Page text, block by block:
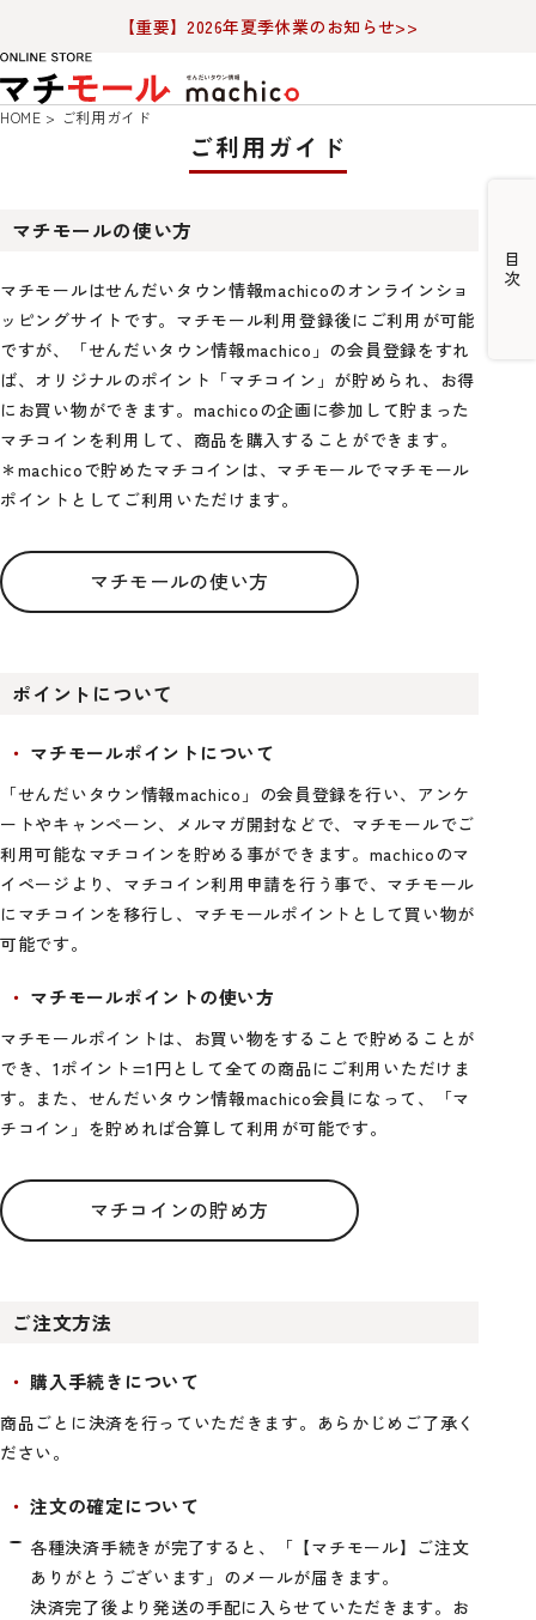
【重要】2026年夏季休業のお知らせ>>
HOME ご利用ガイド
ご利用ガイド
マチモールの使い方
マチモールはせんだいタウン情報machicoのオンラインショ
ッピングサイトです。マチモール利用登録後にご利用が可能
ですが、「せんだいタウン情報machico」の会員登録をすれ
ば、オリジナルのポイント「マチコイン」が貯められ、お得
にお買い物ができます。machicoの企画に参加して貯まった
マチコインを利用して、商品を購入することができます。
＊machicoで貯めたマチコインは、マチモールでマチモール
ポイントとしてご利用いただけます。
マチモールの使い方
ポイントについて
マチモールポイントについて
「せんだいタウン情報machico」の会員登録を行い、アンケ
ートやキャンペーン、メルマガ開封などで、マチモールでご
利用可能なマチコインを貯める事ができます。machicoのマ
イページより、マチコイン利用申請を行う事で、マチモール
にマチコインを移行し、マチモールポイントとして買い物が
可能です。
マチモールポイントの使い方
マチモールポイントは、お買い物をすることで貯めることが
でき、1ポイント=1円として全ての商品にご利用いただけま
す。また、せんだいタウン情報machico会員になって、「マ
チコイン」を貯めれば合算して利用が可能です。
マチコインの貯め方
ご注文方法
購入手続きについて
商品ごとに決済を行っていただきます。あらかじめご了承く
ださい。
注文の確定について
各種決済手続きが完了すると、「【マチモール】ご注文
ありがとうございます」のメールが届きます。
決済完了後より発送の手配に入らせていただきます。お